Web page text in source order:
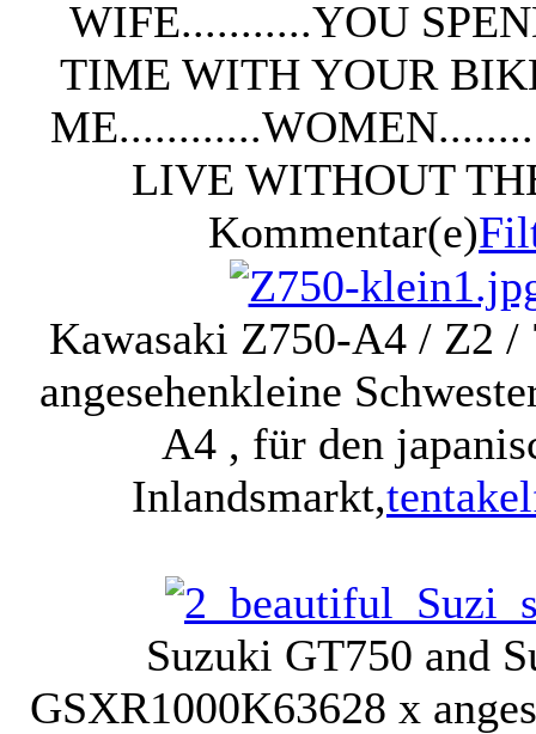
WIFE...........YOU
TIME WITH YOUR
LIVE WITHOUT
Kommentar(e)
Kawasaki Z750-A4 / Z2 /
angesehenkleine
A4 , für den
Inlandsmarkt,
Suzuki GT750 and
GSXR1000K63628 x